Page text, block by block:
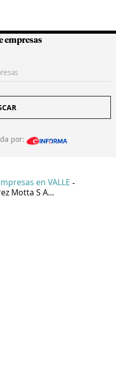
empresas
por:
en VALLE -
Motta S A...